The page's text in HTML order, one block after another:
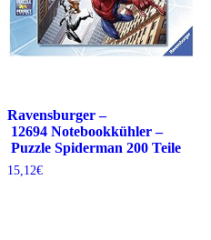
Ravensburger –
12694 Notebookkühler –
Puzzle Spiderman 200 Teile
15,12€